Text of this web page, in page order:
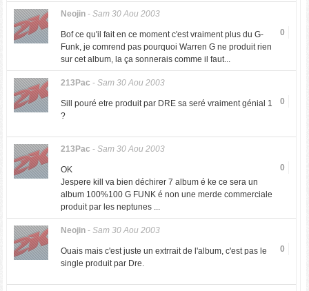
Neojin- Sam 30 Aou 2003
0
Bof ce qu'il fait en ce moment c'est vraiment plus du G-
Funk, je comrend pas pourquoi Warren G ne produit rien
sur cet album, la ça sonnerais comme il faut...
213Pac - Sam 30 Aou 2003
0
Sill pouré etre produit par DRE sa seré vraiment génial 1
?
213Pac - Sam 30 Aou 2003
0
OK
Jespere kill va bien déchirer 7 album é ke ce sera un
album 100%100 G FUNK é non une merde commerciale
produit par les neptunes ...
Neojin- Sam 30 Aou 2003
0
Ouais mais c'est juste un extrrait de l'album, c'est pas le
single produit par Dre.